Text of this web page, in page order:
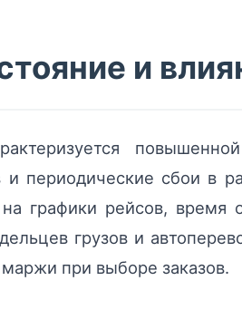
и
и периодические сбои в
графики рейсов, время
грузов и
при выборе заказов.